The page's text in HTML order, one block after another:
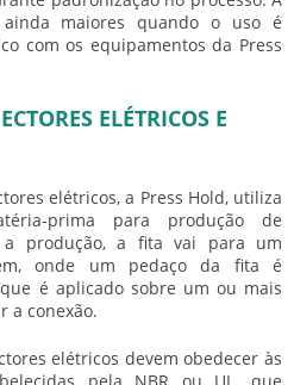
maiores quando o uso é
com os equipamentos da Press
ELÉTRICOS E
elétricos, a Press Hold, utiliza
prima para produção de
a produção, a fita vai para um
onde um pedaço da fita é
é aplicado sobre um ou mais
a conexão.
elétricos devem obedecer às